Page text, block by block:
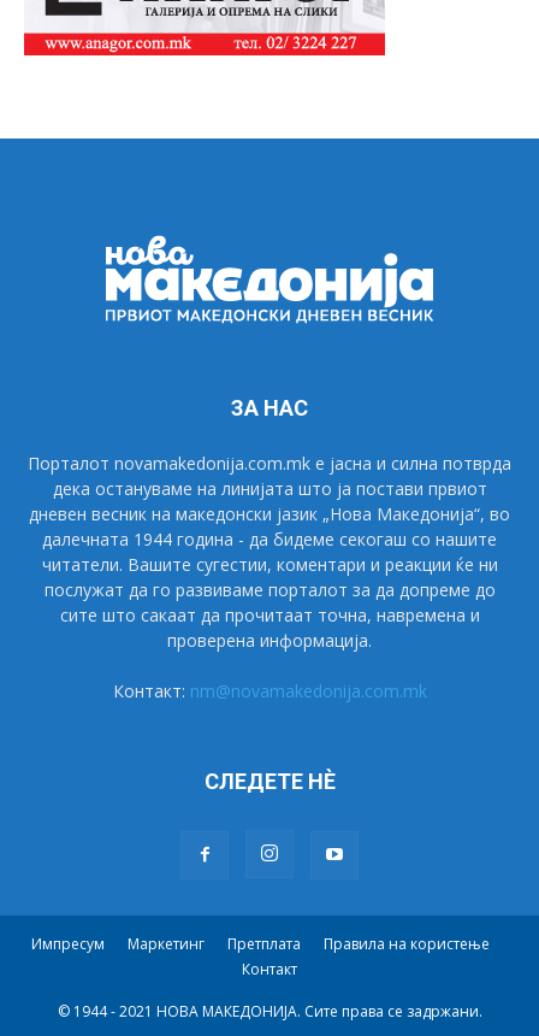
ЗА НАС
Порталот novamakedonija.com.mk е јасна и силна потврда
дека остануваме на линијата што ја постави првиот
дневен весник на македонски јазик „Нова Македонија“, во
далечната 1944 година - да бидеме секогаш со нашите
читатели. Вашите сугестии, коментари и реакции ќе ни
послужат да го развиваме порталот за да допреме до
сите што сакаат да прочитаат точна, навремена и
проверена информација.
Контакт: nm@novamakedonija.com.mk
СЛЕДЕТЕ НÈ
Импресум Маркетинг Претплата
Правила на користење
Контакт
© 1944 - 2021 НОВА МАКЕДОНИЈА. Сите права се задржани.